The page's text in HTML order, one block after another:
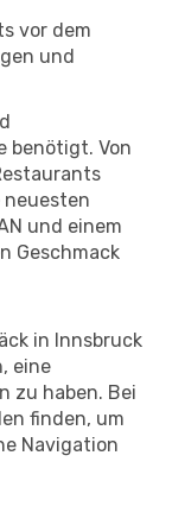
vor dem
und
benötigt. Von
neuesten
und einem
Geschmack
in Innsbruck
eine
zu haben. Bei
finden, um
Navigation